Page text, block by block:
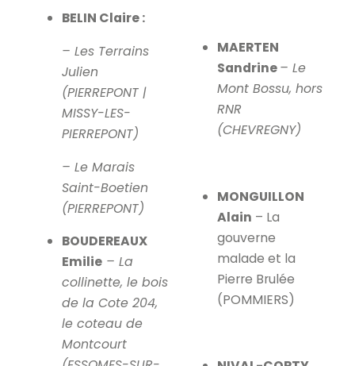
BELIN Claire :
– Les Terrains
Julien
(PIERREPONT |
MISSY-LES-
PIERREPONT)
– Le Marais
Saint-Boetien
(PIERREPONT)
BOUDEREAUX
Emilie – La
collinette, le bois
de la Cote 204,
le coteau de
Montcourt
MAERTEN
Sandrine– Le
Mont Bossu, hors
RNR
(CHEVREGNY)
MONGUILLON
Alain – La
gouverne
malade et la
Pierre Brulée
(POMMIERS)